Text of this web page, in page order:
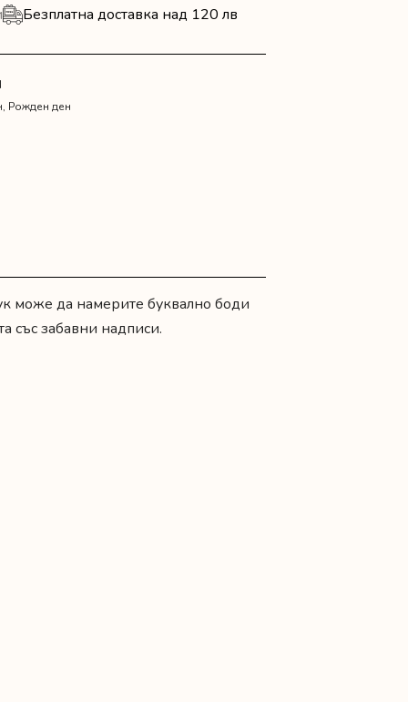
Безплатна доставка над 120 лв
, Рожден ден
може да намерите буквално боди
със забавни надписи.